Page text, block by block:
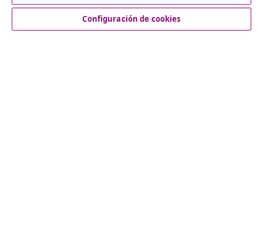
Servicio al Cliente
Configuración de cookies